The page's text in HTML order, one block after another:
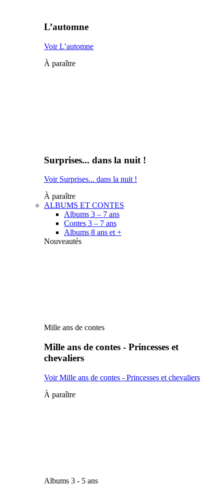
L’automne
Voir L’automne
À paraître
Surprises... dans la nuit !
Voir Surprises... dans la nuit !
À paraître
ALBUMS ET CONTES
Albums 3 – 7 ans
Contes 3 – 7 ans
Albums 8 ans et +
Nouveautés
Mille ans de contes
Mille ans de contes - Princesses et
chevaliers
Voir Mille ans de contes - Princesses et chevaliers
À paraître
Albums 3 - 5 ans